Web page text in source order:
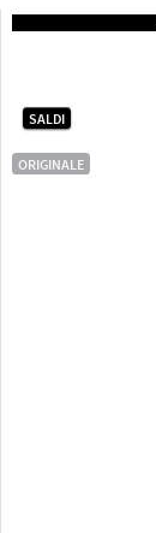
SALDI
ORIGINALE